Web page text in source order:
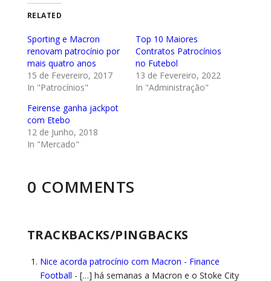
RELATED
Sporting e Macron
renovam patrocínio por
mais quatro anos
15 de Fevereiro, 2017
In "Patrocínios"
Top 10 Maiores
Contratos Patrocínios
no Futebol
13 de Fevereiro, 2022
In "Administração"
Feirense ganha jackpot
com Etebo
12 de Junho, 2018
In "Mercado"
0 COMMENTS
TRACKBACKS/PINGBACKS
Nice acorda patrocínio com Macron - Finance
Football - […] há semanas a Macron e o Stoke City